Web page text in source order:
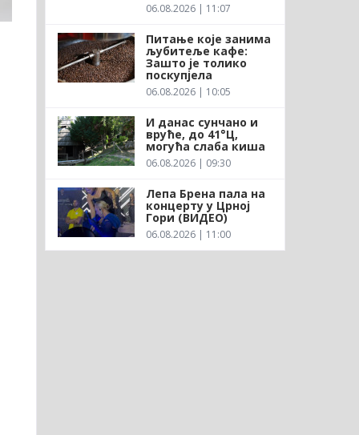
06.08.2026 | 11:07
Питање које занима
љубитеље кафе:
Зашто је толико
поскупјела
06.08.2026 | 10:05
И данас сунчано и
вруће, до 41°Ц,
могућа слаба киша
06.08.2026 | 09:30
Лепа Брена пала на
концерту у Црној
Гори (ВИДЕО)
06.08.2026 | 11:00